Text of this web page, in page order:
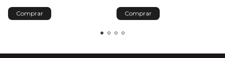
Comprar